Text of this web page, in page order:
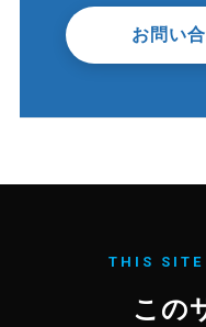
お問い
THIS
この